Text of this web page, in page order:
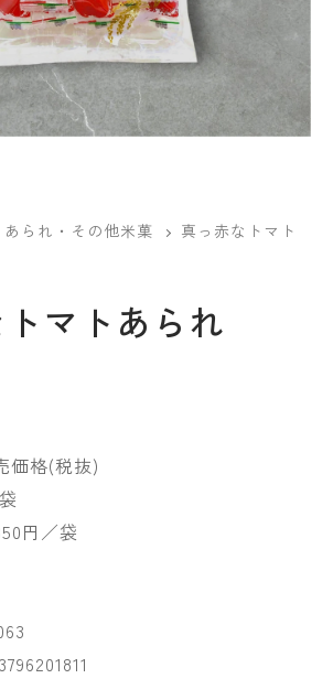
あられ・その他米菓
真っ赤なトマト
マトあられ
価格(税抜)
円／袋